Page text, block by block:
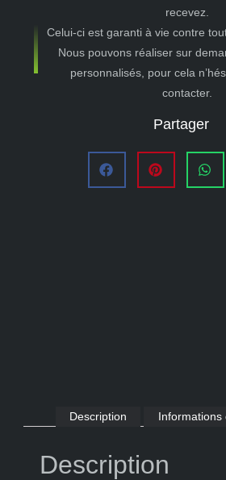
recevez.
Celui-ci est garanti à vie contre
Nous pouvons réaliser sur
personnalisés, pour cela
contacter.
Partager
Description Informations
Description